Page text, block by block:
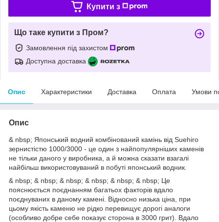
Купити з
Що таке купити з Пром?
Замовлення під захистом
Доступна доставка
Опис Характеристики Доставка Оплата Умови
Опис
& nbsp; Японський водний комбінований камінь від Suehiro
зернистістю 1000/3000 - це один з найпопулярніших каменів
не тільки даного у виробника, а й можна сказати взагалі
найбільш використовуваний в побуті японський водник.
& nbsp; & nbsp; & nbsp; & nbsp; & nbsp; & nbsp; Це
пояснюється поєднанням багатьох факторів вдало
поєднуваних в даному камені. Відносно низька ціна, при
цьому якість каменю не рідко перевищує дорогі аналоги
(особливо добре себе показує сторона в 3000 грит). Вдало